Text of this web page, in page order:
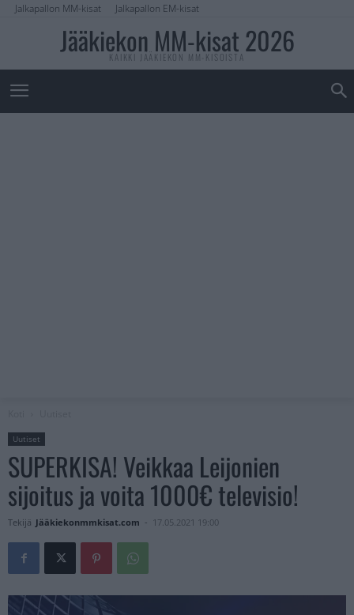
Jalkapallon MM-kisat Jalkapallon EM-kisat
Jääkiekon MM-kisat 2026
KAIKKI JÄÄKIEKON MM-KISOISTA
Uutiset
SUPERKISA! Veikkaa Leijonien
sijoitus ja voita 1000€ televisio!
Tekijä Jääkiekonmmkisat.com - 17.05.2021 19:00